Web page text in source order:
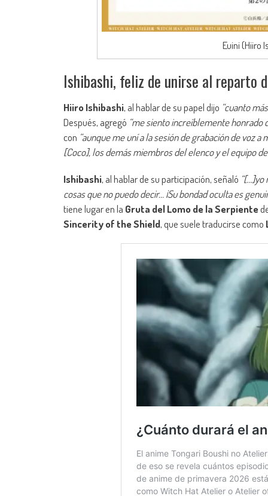
Euini (Hiiro
Ishibashi, feliz de unirse al reparto
Hiiro Ishibashi, al hablar de su papel dijo “cuanto
Después, agregó “me siento increíblemente honrado
con “aunque me uní a la sesión de grabación de voz
[Coco], los demás miembros del elenco y el equipo
Ishibashi, al hablar de su participación, señaló “[…]yo
cosas que no puedo decir… ¡Su bondad oculta es
tiene lugar en la Gruta del Lomo de la Serpiente
Sincerity of the Shield, que suele traducirse como